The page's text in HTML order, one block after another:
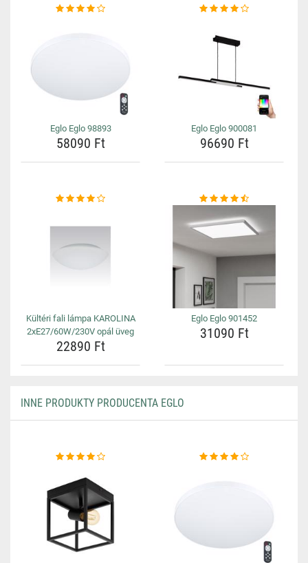
Eglo Eglo 98893
58090 Ft
Eglo Eglo 900081
96690 Ft
Kültéri fali lámpa KAROLINA
2xE27/60W/230V opál üveg
22890 Ft
Eglo Eglo 901452
31090 Ft
INNE PRODUKTY PRODUCENTA EGLO